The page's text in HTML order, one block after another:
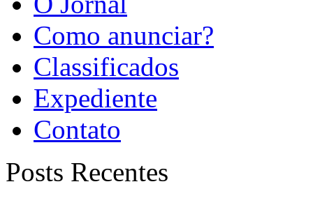
Como anunciar?
Classificados
Expediente
Contato
Posts Recentes